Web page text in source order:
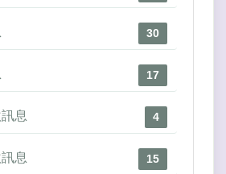
30
17
息 4
息 15